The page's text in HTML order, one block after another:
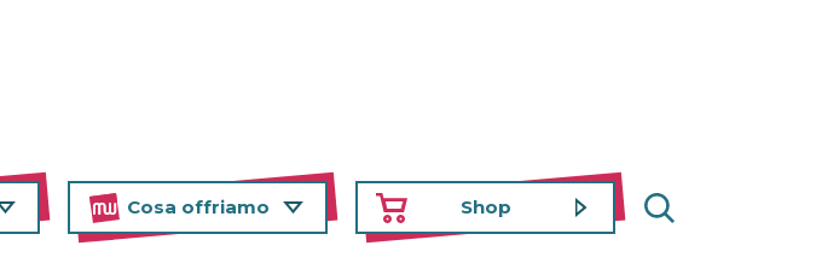
Cosa offriamo Shop